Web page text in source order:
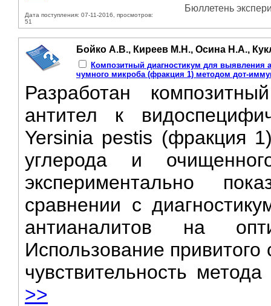
Дата поступления: 07-11-2016, просмотров:
51
Бюллетень
Бойко А.В., Киреев М.Н., Осина Н.А.,
Композитный диагностикум для выявления
чумного микроба (фракция 1) методом дот-
Разработан
антител к
Yersinia pestis (фракция
углерода и
экспериментально
сравнении с
антианалитов на
Использование
чувствительность
>>